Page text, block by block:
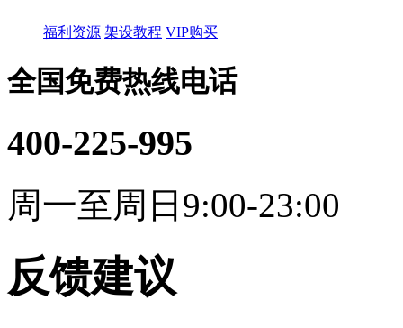
福利资源 架设教程 VIP购买
全国免费热线电话
400-225-995
周一至周日9:00-23:00
反馈建议